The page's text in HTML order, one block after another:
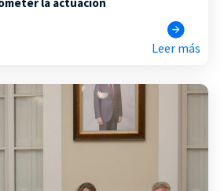
Leer más